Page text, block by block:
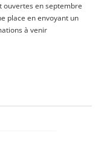
ouvertes en septembre
place en envoyant un
à venir